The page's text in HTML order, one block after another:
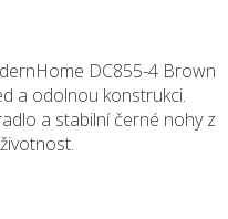
DC855-4 Brown
a odolnou konstrukci.
a stabilní černé nohy z